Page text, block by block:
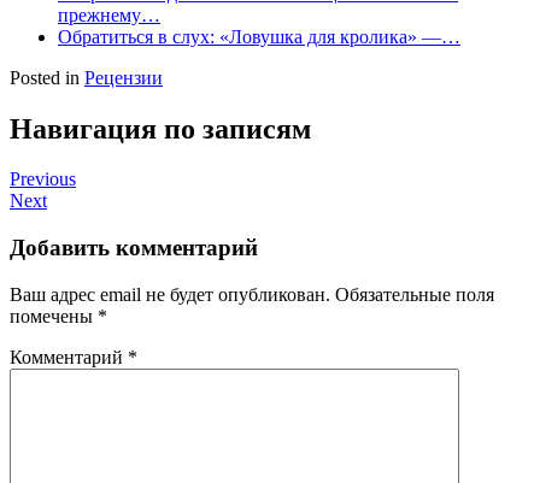
прежнему…
Обратиться в слух: «Ловушка для кролика» —…
Posted in Рецензии
Навигация по записям
Previous
Next
Добавить комментарий
Ваш адрес email не будет опубликован. Обязательные поля
помечены *
Комментарий *